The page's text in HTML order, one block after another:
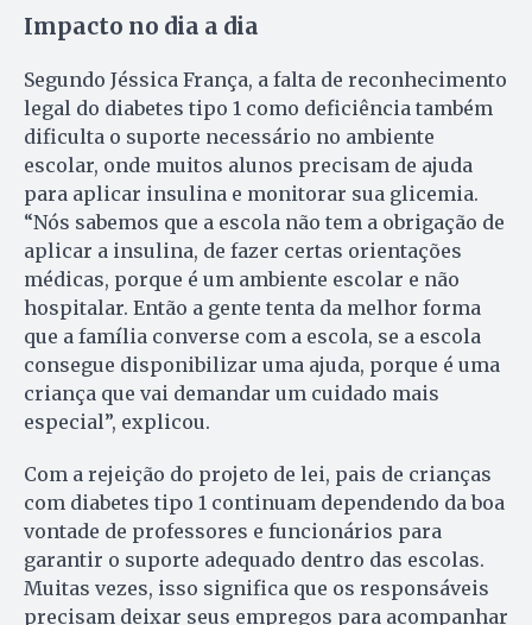
Impacto no dia a dia
Segundo Jéssica França, a falta de reconhecimento
legal do diabetes tipo 1 como deficiência também
dificulta o suporte necessário no ambiente
escolar, onde muitos alunos precisam de ajuda
para aplicar insulina e monitorar sua glicemia.
“Nós sabemos que a escola não tem a obrigação de
aplicar a insulina, de fazer certas orientações
médicas, porque é um ambiente escolar e não
hospitalar. Então a gente tenta da melhor forma
que a família converse com a escola, se a escola
consegue disponibilizar uma ajuda, porque é uma
criança que vai demandar um cuidado mais
especial”, explicou.
Com a rejeição do projeto de lei, pais de crianças
com diabetes tipo 1 continuam dependendo da boa
vontade de professores e funcionários para
garantir o suporte adequado dentro das escolas.
Muitas vezes, isso significa que os responsáveis
precisam deixar seus empregos para acompanhar